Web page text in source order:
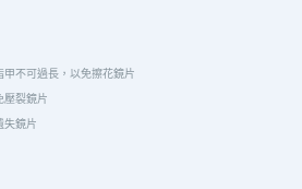
不可過長，以免擦花鏡片
壓裂鏡片
失鏡片